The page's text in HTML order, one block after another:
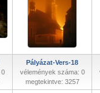
0
Pályázat-Vers-18
vélemények száma: 0
megtekintve: 3257